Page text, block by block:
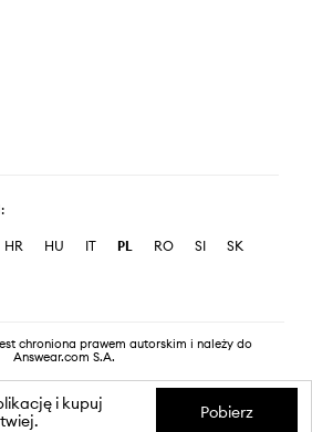
HR HU IT PL RO SI
SK
chroniona prawem autorskim i należy do
Answear.com S.A.
i kupuj
Pobierz